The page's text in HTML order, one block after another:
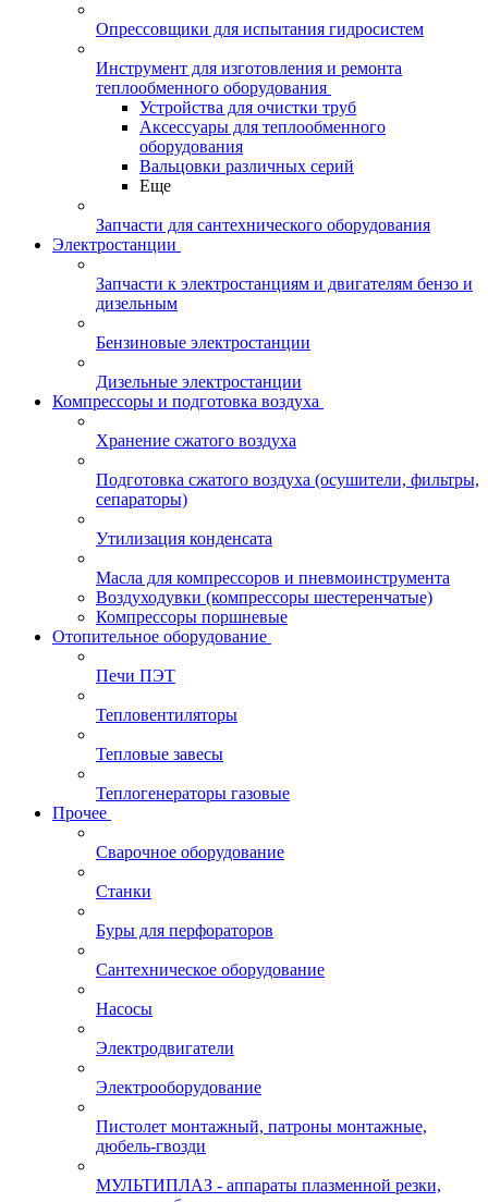
Опрессовщики для испытания гидросистем
Инструмент для изготовления и ремонта
теплообменного оборудования
Устройства для очистки труб
Аксессуары для теплообменного
оборудования
Вальцовки различных серий
Еще
Запчасти для сантехнического оборудования
Электростанции
Запчасти к электростанциям и двигателям бензо и
дизельным
Бензиновые электростанции
Дизельные электростанции
Компрессоры и подготовка воздуха
Хранение сжатого воздуха
Подготовка сжатого воздуха (осушители, фильтры,
сепараторы)
Утилизация конденсата
Масла для компрессоров и пневмоинструмента
Воздуходувки (компрессоры шестеренчатые)
Компрессоры поршневые
Отопительное оборудование
Печи ПЭТ
Тепловентиляторы
Тепловые завесы
Теплогенераторы газовые
Прочее
Сварочное оборудование
Станки
Буры для перфораторов
Сантехническое оборудование
Насосы
Электродвигатели
Электрооборудование
Пистолет монтажный, патроны монтажные,
дюбель-гвозди
МУЛЬТИПЛАЗ - аппараты плазменной резки,